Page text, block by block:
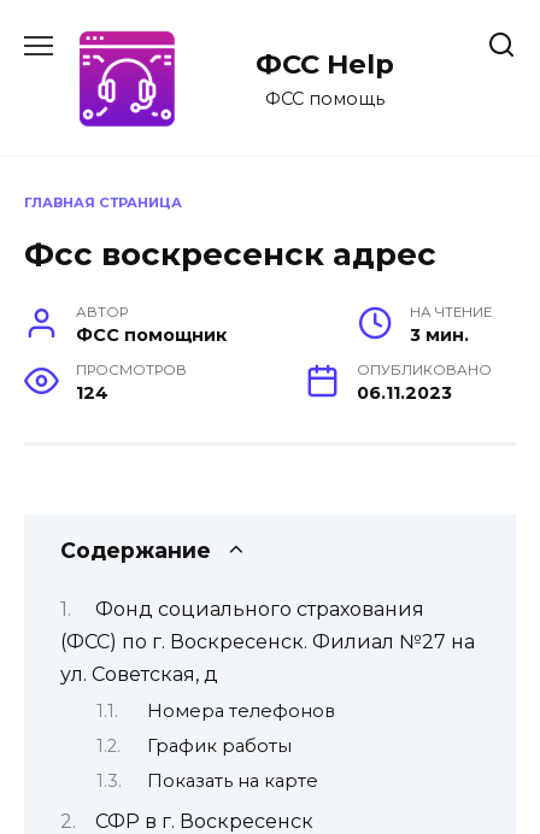
содержанию
ФСС Help
ФСС помощь
ГЛАВНАЯ СТРАНИЦА
Фсс воскресенск адрес
АВТОР
ФСС помощник
НА ЧТЕНИЕ
3 мин.
ПРОСМОТРОВ
124
ОПУБЛИКОВАНО
06.11.2023
Содержание
Фонд социального страхования
(ФСС) по г. Воскресенск. Филиал №27 на
ул. Советская, д
Номера телефонов
График работы
Показать на карте
СФР в г. Воскресенск